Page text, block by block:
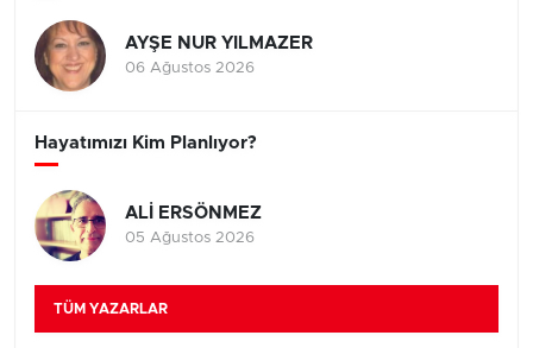
AYŞE NUR YILMAZER
06 Ağustos 2026
Hayatımızı Kim Planlıyor?
ALİ ERSÖNMEZ
05 Ağustos 2026
TÜM YAZARLAR